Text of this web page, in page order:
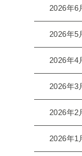
2026年6
2026年5
2026年4
2026年3
2026年2
2026年1